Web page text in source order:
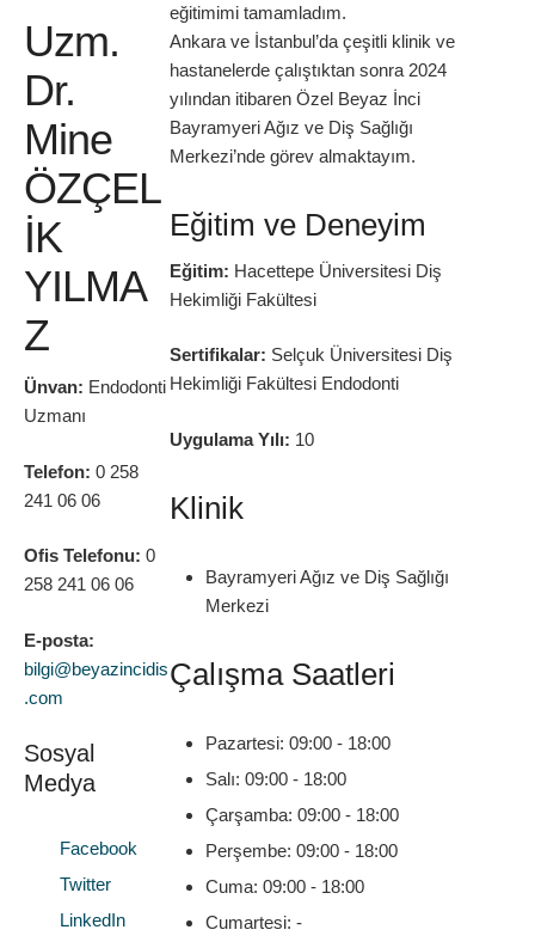
Uzm.
Dr.
Mine
ÖZÇEL
İK
YILMA
Z
Ünvan: Endodonti
Uzmanı
Telefon: 0 258
241 06 06
Ofis Telefonu: 0
258 241 06 06
E-posta:
bilgi@beyazincidis
.com
Sosyal
Medya
Facebook
Twitter
LinkedIn
eğitimimi tamamladım.
Ankara ve İstanbul’da çeşitli klinik ve
hastanelerde çalıştıktan sonra 2024
yılından itibaren Özel Beyaz İnci
Bayramyeri Ağız ve Diş Sağlığı
Merkezi’nde görev almaktayım.
Eğitim ve Deneyim
Eğitim: Hacettepe Üniversitesi Diş
Hekimliği Fakültesi
Sertifikalar: Selçuk Üniversitesi Diş
Hekimliği Fakültesi Endodonti
Uygulama Yılı: 10
Klinik
Bayramyeri Ağız ve Diş Sağlığı
Merkezi
Çalışma Saatleri
Pazartesi: 09:00 - 18:00
Salı: 09:00 - 18:00
Çarşamba: 09:00 - 18:00
Perşembe: 09:00 - 18:00
Cuma: 09:00 - 18:00
Cumartesi: -